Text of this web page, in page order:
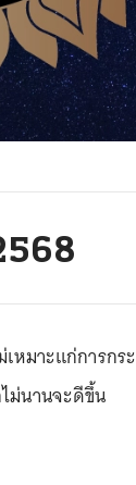
หมาะแก่การกระ
ม่นานจะดีขึ้น